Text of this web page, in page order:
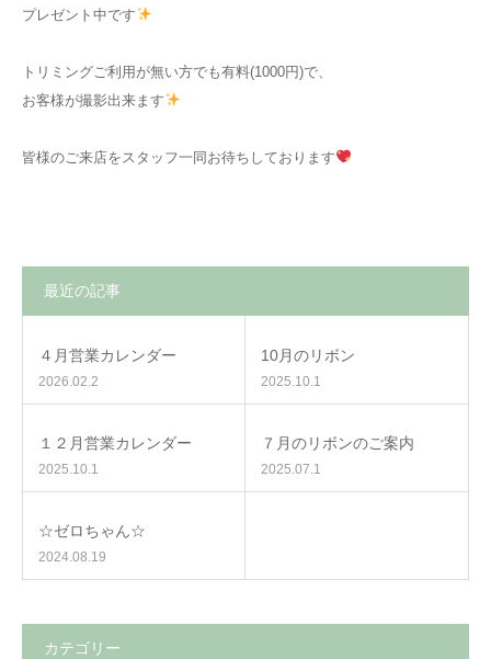
プレゼント中です
トリミングご利用が無い方でも有料(1000円)で、
お客様が撮影出来ます
皆様のご来店をスタッフ一同お待ちしております
最近の記事
４月営業カレンダー
2026.02.2
10月のリボン
2025.10.1
１２月営業カレンダー
2025.10.1
７月のリボンのご案内
2025.07.1
☆ゼロちゃん☆
2024.08.19
カテゴリー